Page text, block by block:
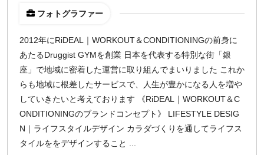
週1日
地域
東京
大阪
名古屋
京都
福岡
フォトグラファー
2012年にRiDEAL｜WORKOUT＆CONDITIONINGの前身に
あたるDruggist GYMを創業 日本を代表する特別な街「銀
座」で地域に密着した運営に取り組んでまいりました これか
らも地域に根差したサービスで、人生が豊かになる人を増や
していきたいと考えております 《RiDEAL｜WORKOUT＆C
ONDITIONINGのブランドコンセプト》 LIFESTYLE DESIG
N｜ライフスタイルデザイン カラダづくりを通してライフス
タイルををデザインすること ...